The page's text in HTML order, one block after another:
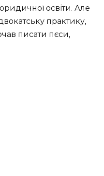
освіти. Але
практику,
писати пєси,